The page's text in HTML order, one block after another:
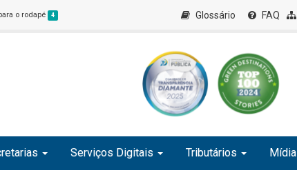
o rodapé 4 Glossário FAQ
Serviços Digitais Tributários Mídia